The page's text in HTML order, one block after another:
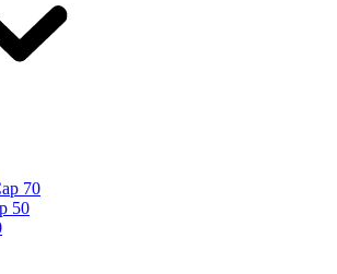
70
50